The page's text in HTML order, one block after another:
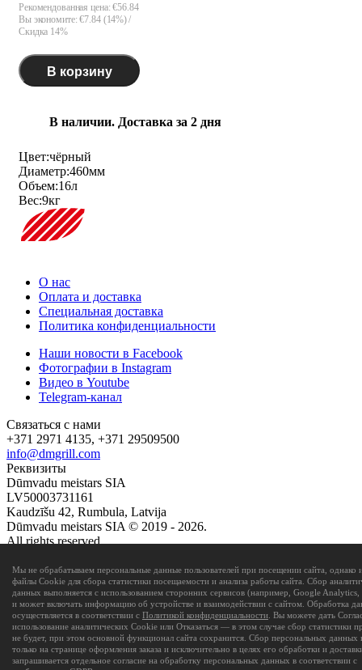
Рекомендованная цена: €56.84
Вы экономите: €7.84(14%)
Скидка 14%
В корзину
В наличии. Доставка за 2 дня
Цвет:чёрный
Диаметр:460мм
Объем:16л
Вес:9кг
О нас
Оплата и доставка
Специальная доставка
Политика конфиденциальности
Наши новости в Facebook
Фотографии в Instagram
Видео в Youtube
Telegram-канал
Связаться с нами
+371 2971 4135, +371 29509500
info@dmgrill.com
Реквизиты
Dūmvadu meistars SIA
LV50003731161
Kaudzīšu 42, Rumbula, Latvija
Dūmvadu meistars SIA © 2019 - 2026.
All rights reserved.
Мы не обрабатываем персональные данные пользователей при посещении сайта, однако
файлы Cookie для сбора статистики посещаемости и анализа работы сайта. Сбор
данных выполняется с использованием сторонних сервисов (например, Google
и может включать информацию об устройстве и взаимодействии с сайтом. Обработка
осуществляется в соответствии с Политикой конфиденциальности . Вы можете дать
использование аналитических Cookie или Отказаться — в этом случае сбор статистики
не будет, при этом основной функционал сайта сохранится. Сбор персональных данных
только на странице оформления заказа и исключительно в целях его обработки и
запрашивается отдельное согласие на обработку персональных данных в соответствии с